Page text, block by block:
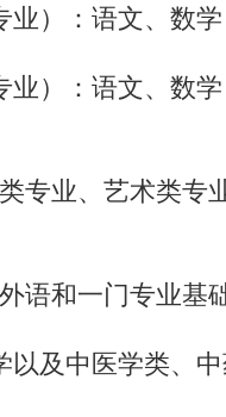
业）：语文、数
业）：语文、数
专业、艺术类专
语和一门专业基
以及中医学类、